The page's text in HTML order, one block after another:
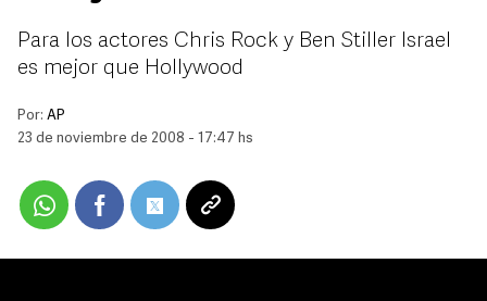
Para los actores Chris Rock y Ben Stiller Israel
es mejor que Hollywood
Por: AP
23 de noviembre de 2008 - 17:47 hs